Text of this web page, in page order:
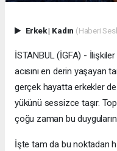
Erkek| Kadın (Haberi
İSTANBUL (İGFA) -
acısını en derin yaşayan
gerçek hayatta erkekler de
yükünü sessizce taşır.
çoğu zaman bu
İşte tam da bu noktadan